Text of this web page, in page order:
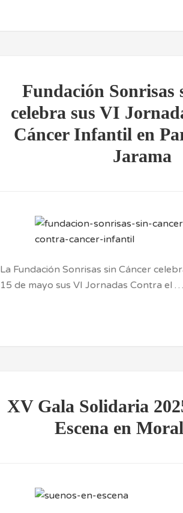
Fundación Sonrisas
celebra sus VI
Cáncer Infantil en
Jarama
La Fundación Sonrisas sin Cáncer
15 de mayo sus VI Jornadas Contra el …
XV Gala Solidaria
Escena en